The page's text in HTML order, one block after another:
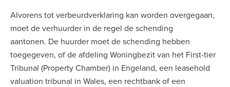
Alvorens tot verbeurdverklaring kan worden overgegaan,
moet de verhuurder in de regel de schending
aantonen. De huurder moet de schending hebben
toegegeven, of de afdeling Woningbezit van het First-tier
Tribunal (Property Chamber) in Engeland, een leasehold
valuation tribunal in Wales, een rechtbank of een